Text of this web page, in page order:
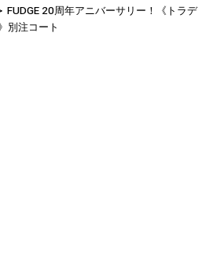
FUDGE 20周年アニバーサリー！《トラデ
別注コート